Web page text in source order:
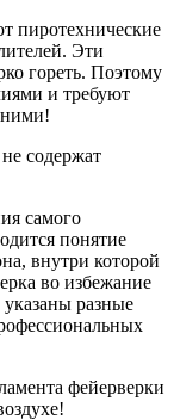
пиротехнические
Эти
гореть. Поэтому
и требуют
содержат
самого
понятие
внутри которой
во избежание
разные
фейерверки